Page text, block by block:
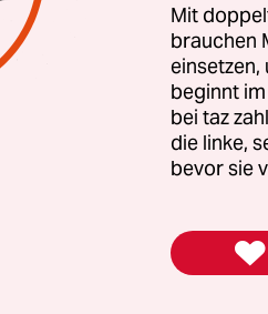
etwa, wenn
verlangt werden,
ist der Bereich Arbeit
fallen weg. Das
verletzt die
Mit
brauchen
beginnt
bei taz
die linke,
bevor sie
